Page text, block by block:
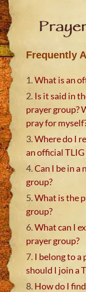
Frequently
1.What is an
2. Is it said in
prayer group?
pray for
3.Where do I
an official
4.Can I be in a
group?
5.What is the
group?
6.What can I
prayer group?
7. I belong to a
should I join a
8. How do I